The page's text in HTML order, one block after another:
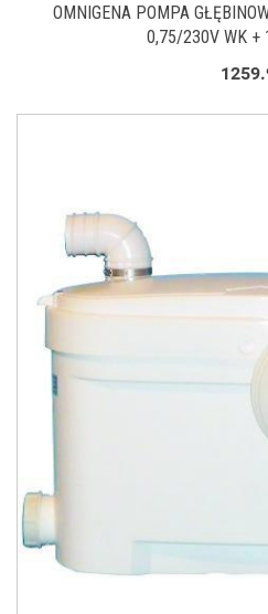
OMNIGENA POMPA
0,75/230V WK +